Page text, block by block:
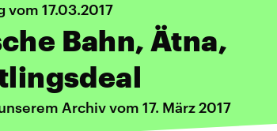
vom 17.03.2017
Bahn, Ätna,
Archiv vom 17. März 2017